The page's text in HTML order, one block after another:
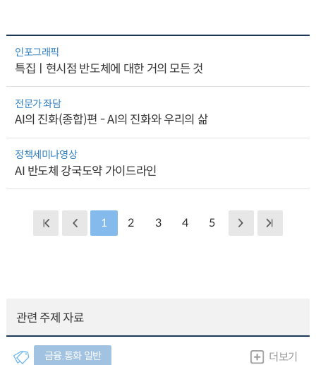
인포그래픽
특집ㅣ현시점 반도체에 대한 거의 모든 것
전문가 좌담
AI의 진화(종합)편 - AI의 진화와 우리의 삶
정책세미나영상
AI 반도체 강국도약 가이드라인
1 2 3 4 5
관련 주제 자료
금융.통화 일반 더보기